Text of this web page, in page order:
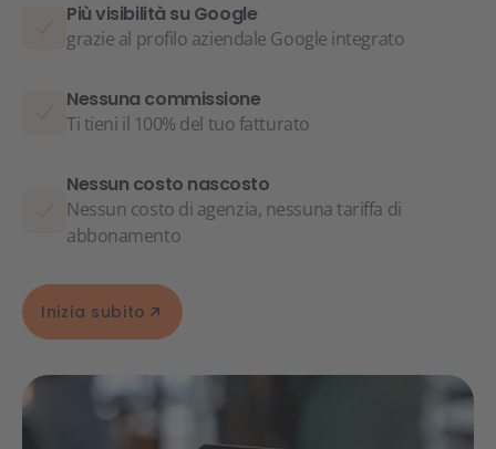
Più visibilità su Google
grazie al profilo aziendale Google integrato
Nessuna commissione
Ti tieni il 100% del tuo fatturato
Nessun costo nascosto
Nessun costo di agenzia, nessuna tariffa di
abbonamento
Inizia subito